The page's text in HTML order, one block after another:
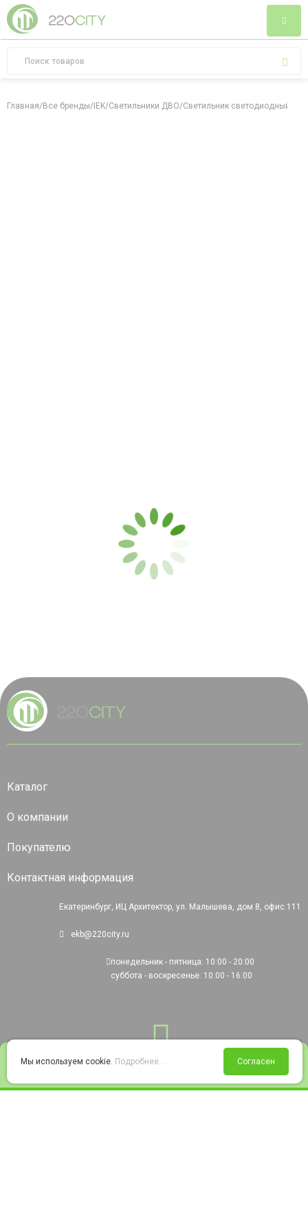
Войти Избранное Корзина
Главная/Все бренды/ IEK/Светильники ДВО/Светильник светодиодный
Каталог
О компании
Покупателю
Контактная информация
Екатеринбург, ИЦ Архитектор, ул. Малышева, дом 8, офис 111
ekb@220city.ru
понедельник - пятница: 10:00 - 20:00
суббота - воскресенье: 10:00 - 16:00
Мы используем cookie. Подробнее... Согласен